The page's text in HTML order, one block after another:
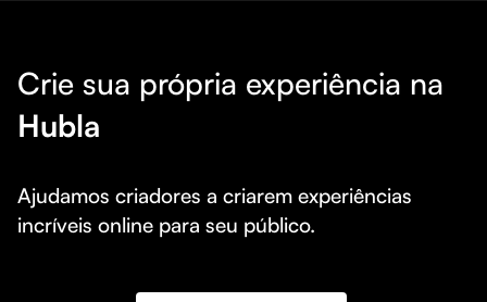
Crie sua própria experiência na
Hubla
Ajudamos criadores a criarem experiências
incríveis online para seu público.